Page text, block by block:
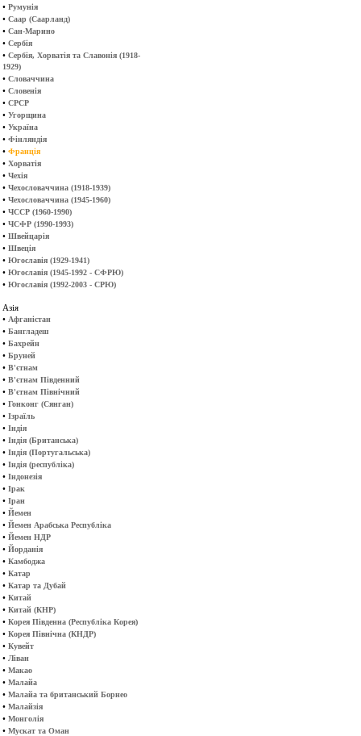
• Румунія
• Саар (Саарланд)
• Сан-Марино
• Сербія
• Сербія, Хорватія та Славонія (1918-
1929)
• Словаччина
• Словенія
• СРСР
• Угорщина
• Україна
• Фінляндія
• Франція
• Хорватія
• Чехія
• Чехословаччина (1918-1939)
• Чехословаччина (1945-1960)
• ЧССР (1960-1990)
• ЧСФР (1990-1993)
• Швейцарія
• Швеція
• Югославія (1929-1941)
• Югославія (1945-1992 - СФРЮ)
• Югославія (1992-2003 - СРЮ)
Азія
• Афганістан
• Бангладеш
• Бахрейн
• Бруней
• В'єтнам
• В'єтнам Південний
• В'єтнам Північний
• Гонконг (Сянган)
• Ізраїль
• Індія
• Індія (Британська)
• Індія (Португальська)
• Індія (республіка)
• Індонезія
• Ірак
• Іран
• Йемен
• Йемен Арабська Республіка
• Йемен НДР
• Йорданія
• Камбоджа
• Катар
• Катар та Дубай
• Китай
• Китай (КНР)
• Корея Південна (Республіка Корея)
• Корея Північна (КНДР)
• Кувейт
• Ліван
• Макао
• Малайа
• Малайа та британський Борнео
• Малайзія
• Монголія
• Мускат та Оман